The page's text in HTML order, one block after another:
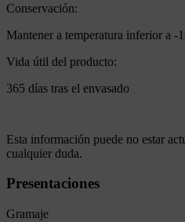
Conservación:
Mantener a temperatura inferior a -
Vida útil del producto:
365 días tras el envasado
Esta información puede no estar
cualquier duda.
Presentaciones
Gramaje